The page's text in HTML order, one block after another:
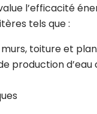
l’efficacité
tels que :
murs, toiture et
production d’eau